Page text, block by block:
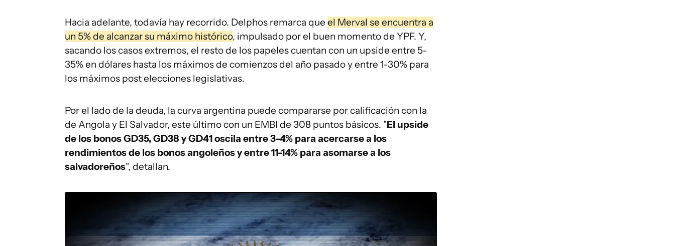
Hacia adelante, todavía hay recorrido. Delphos remarca que el Merval se encuentra a
un 5% de alcanzar su máximo histórico, impulsado por el buen momento de YPF. Y,
sacando los casos extremos, el resto de los papeles cuentan con un upside entre 5-
35% en dólares hasta los máximos de comienzos del año pasado y entre 1-30% para
los máximos post elecciones legislativas.
Por el lado de la deuda, la curva argentina puede compararse por calificación con la
de Angola y El Salvador, este último con un EMBI de 308 puntos básicos. "El upside
de los bonos GD35, GD38 y GD41 oscila entre 3-4% para acercarse a los
rendimientos de los bonos angoleños y entre 11-14% para asomarse a los
salvadoreños", detallan.